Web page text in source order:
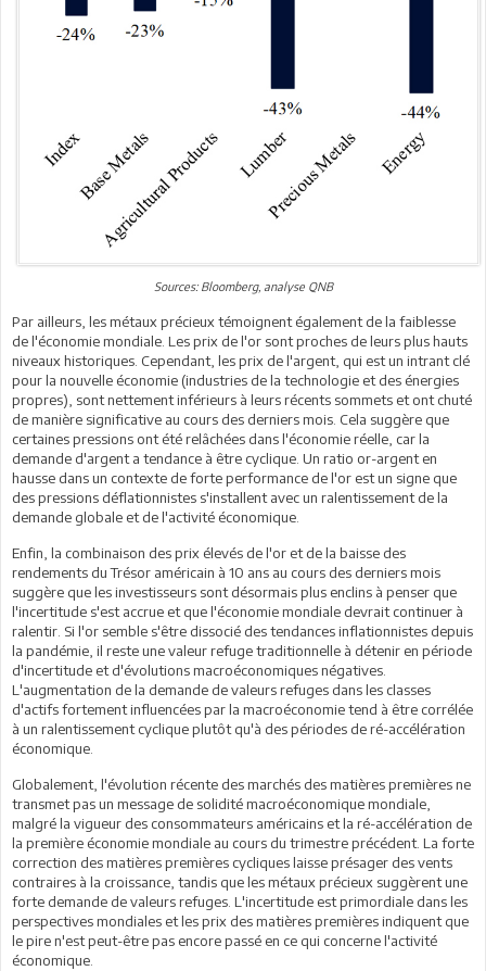
Sources: Bloomberg, analyse QNB
Par ailleurs, les métaux précieux témoignent également de la faiblesse
de l'économie mondiale. Les prix de l'or sont proches de leurs plus hauts
niveaux historiques. Cependant, les prix de l'argent, qui est un intrant clé
pour la nouvelle économie (industries de la technologie et des énergies
propres), sont nettement inférieurs à leurs récents sommets et ont chuté
de manière significative au cours des derniers mois. Cela suggère que
certaines pressions ont été relâchées dans l'économie réelle, car la
demande d'argent a tendance à être cyclique. Un ratio or-argent en
hausse dans un contexte de forte performance de l'or est un signe que
des pressions déflationnistes s'installent avec un ralentissement de la
demande globale et de l'activité économique.
Enfin, la combinaison des prix élevés de l'or et de la baisse des
rendements du Trésor américain à 10 ans au cours des derniers mois
suggère que les investisseurs sont désormais plus enclins à penser que
l'incertitude s'est accrue et que l'économie mondiale devrait continuer à
ralentir. Si l'or semble s'être dissocié des tendances inflationnistes depuis
la pandémie, il reste une valeur refuge traditionnelle à détenir en période
d'incertitude et d'évolutions macroéconomiques négatives.
L'augmentation de la demande de valeurs refuges dans les classes
d'actifs fortement influencées par la macroéconomie tend à être corrélée
à un ralentissement cyclique plutôt qu'à des périodes de ré-accélération
économique.
Globalement, l'évolution récente des marchés des matières premières ne
transmet pas un message de solidité macroéconomique mondiale,
malgré la vigueur des consommateurs américains et la ré-accélération de
la première économie mondiale au cours du trimestre précédent. La forte
correction des matières premières cycliques laisse présager des vents
contraires à la croissance, tandis que les métaux précieux suggèrent une
forte demande de valeurs refuges. L'incertitude est primordiale dans les
perspectives mondiales et les prix des matières premières indiquent que
le pire n'est peut-être pas encore passé en ce qui concerne l'activité
économique.